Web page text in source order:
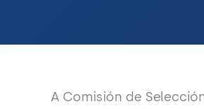
A Comisión de